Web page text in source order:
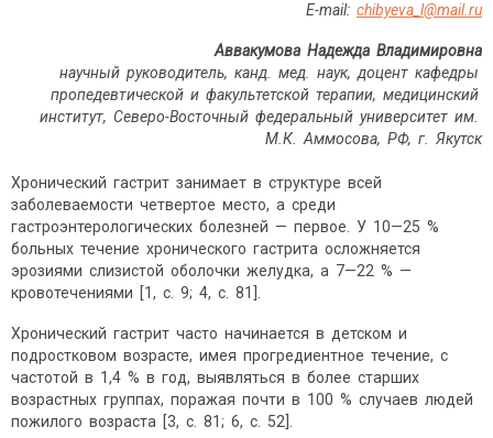
E-mail: chibyeva_l@mail.ru
Аввакумова Надежда Владимировна
научный руководитель, канд. мед. наук, доцент кафедры
пропедевтической и факультетской терапии, медицинский
институт, Северо-Восточный федеральный университет им.
М.К. Аммосова, РФ, г. Якутск
Хронический гастрит занимает в структуре всей
заболеваемости четвертое место, а среди
гастроэнтерологических болезней — первое. У 10—25 %
больных течение хронического гастрита осложняется
эрозиями слизистой оболочки желудка, а 7—22 % —
кровотечениями [1, с. 9; 4, с. 81].
Хронический гастрит часто начинается в детском и
подростковом возрасте, имея прогредиентное течение, с
частотой в 1,4 % в год, выявляться в более старших
возрастных группах, поражая почти в 100 % случаев людей
пожилого возраста [3, с. 81; 6, с. 52].